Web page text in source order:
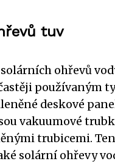
tuv
ohřevů
používaným
deskové
vakuumové
trubicemi.
solární ohřevy